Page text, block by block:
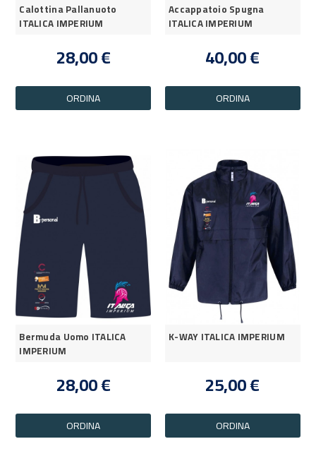
Calottina Pallanuoto
ITALICA IMPERIUM
28,00 €
ORDINA
Accappatoio Spugna
ITALICA IMPERIUM
40,00 €
ORDINA
Bermuda Uomo ITALICA
IMPERIUM
28,00 €
ORDINA
K-WAY ITALICA IMPERIUM
25,00 €
ORDINA